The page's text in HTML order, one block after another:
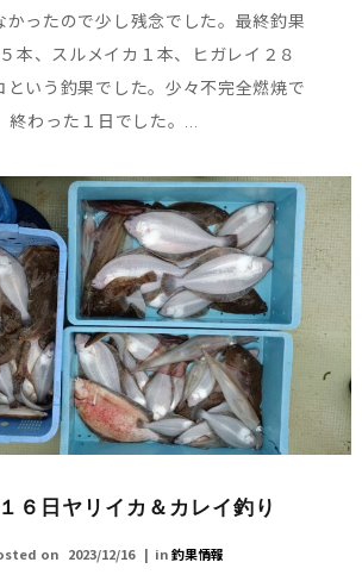
かったので少し残念でした。最終釣果
本、スルメイカ１本、ヒガレイ２８
という釣果でした。少々不完全燃焼で
終わった１日でした。...
６日ヤリイカ＆カレイ釣り
on 2023/12/16 in釣果情報